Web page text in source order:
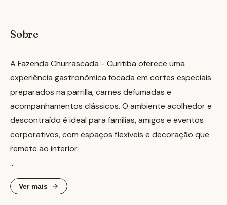
Sobre
A Fazenda Churrascada - Curitiba oferece uma
experiência gastronômica focada em cortes especiais
preparados na parrilla, carnes defumadas e
acompanhamentos clássicos. O ambiente acolhedor e
descontraído é ideal para famílias, amigos e eventos
corporativos, com espaços flexíveis e decoração que
remete ao interior.
Além do cardápio principal, a casa disponibiliza opções
como almoço executivo e pratos no estilo American
Ver mais